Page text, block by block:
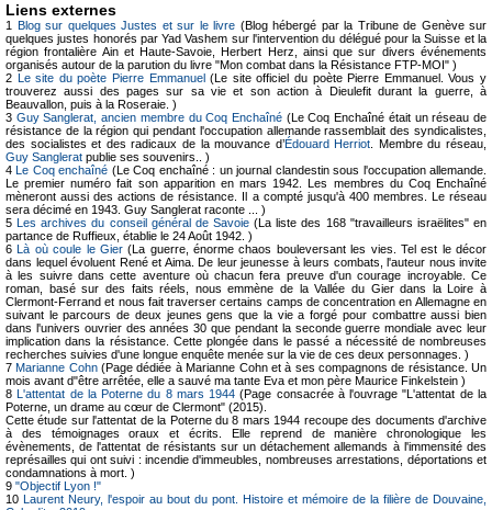
Liens externes
1 Blog sur quelques Justes et sur le livre (Blog hébergé par la Tribune de Genève sur
quelques justes honorés par Yad Vashem sur l'intervention du délégué pour la Suisse et la
région frontalière Ain et Haute-Savoie, Herbert Herz, ainsi que sur divers événements
organisés autour de la parution du livre "Mon combat dans la Résistance FTP-MOI" )
2 Le site du poète Pierre Emmanuel(Le site officiel du poète Pierre Emmanuel. Vous y
trouverez aussi des pages sur sa vie et son action à Dieulefit durant la guerre, à
Beauvallon, puis à la Roseraie. )
3 Guy Sanglerat, ancien membre du Coq Enchaîné (Le Coq Enchaîné était un réseau de
résistance de la région qui pendant l'occupation allemande rassemblait des syndicalistes,
des socialistes et des radicaux de la mouvance d’Édouard Herriot . Membre du réseau,
Guy Sanglerat publie ses souvenirs.. )
4Le Coq enchaîné (Le Coq enchaîné : un journal clandestin sous l'occupation allemande.
Le premier numéro fait son apparition en mars 1942. Les membres du Coq Enchaîné
mèneront aussi des actions de résistance. Il a compté jusqu'à 400 membres. Le réseau
sera décimé en 1943. Guy Sanglerat raconte ... )
5Les archives du conseil général de Savoie (La liste des 168 "travailleurs israëlites" en
partance de Ruffieux, établie le 24 Août 1942. )
6Là où coule le Gier(La guerre, énorme chaos bouleversant les vies. Tel est le décor
dans lequel évoluent René et Aima. De leur jeunesse à leurs combats, l'auteur nous invite
à les suivre dans cette aventure où chacun fera preuve d'un courage incroyable. Ce
roman, basé sur des faits réels, nous emmène de la Vallée du Gier dans la Loire à
Clermont-Ferrand et nous fait traverser certains camps de concentration en Allemagne en
suivant le parcours de deux jeunes gens que la vie a forgé pour combattre aussi bien
dans l'univers ouvrier des années 30 que pendant la seconde guerre mondiale avec leur
implication dans la résistance. Cette plongée dans le passé a nécessité de nombreuses
recherches suivies d'une longue enquête menée sur la vie de ces deux personnages. )
7Marianne Cohn(Page dédiée à Marianne Cohn et à ses compagnons de résistance. Un
mois avant d"être arrêtée, elle a sauvé ma tante Eva et mon père Maurice Finkelstein )
8L'attentat de la Poterne du 8 mars 1944 (Page consacrée à l'ouvrage "L'attentat de la
Poterne, un drame au cœur de Clermont" (2015).
Cette étude sur l'attentat de la Poterne du 8 mars 1944 recoupe des documents d'archive
à des témoignages oraux et écrits. Elle reprend de manière chronologique les
évènements, de l'attentat de résistants sur un détachement allemands à l'immensité des
représailles qui ont suivi : incendie d'immeubles, nombreuses arrestations, déportations et
condamnations à mort. )
9 "Objectif Lyon !"
10 Laurent Neury, l'espoir au bout du pont. Histoire et mémoire de la filière de Douvaine,